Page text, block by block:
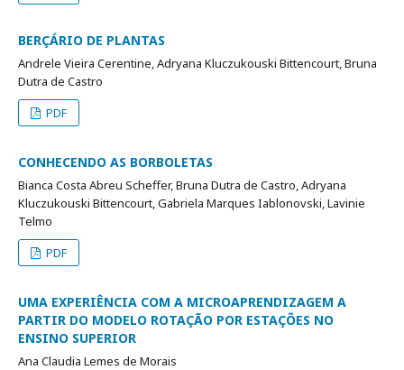
BERÇÁRIO DE PLANTAS
Andrele Vieira Cerentine, Adryana Kluczukouski Bittencourt, Bruna
Dutra de Castro
PDF
CONHECENDO AS BORBOLETAS
Bianca Costa Abreu Scheffer, Bruna Dutra de Castro, Adryana
Kluczukouski Bittencourt, Gabriela Marques Iablonovski, Lavinie
Telmo
PDF
UMA EXPERIÊNCIA COM A MICROAPRENDIZAGEM A
PARTIR DO MODELO ROTAÇÃO POR ESTAÇÕES NO
ENSINO SUPERIOR
Ana Claudia Lemes de Morais